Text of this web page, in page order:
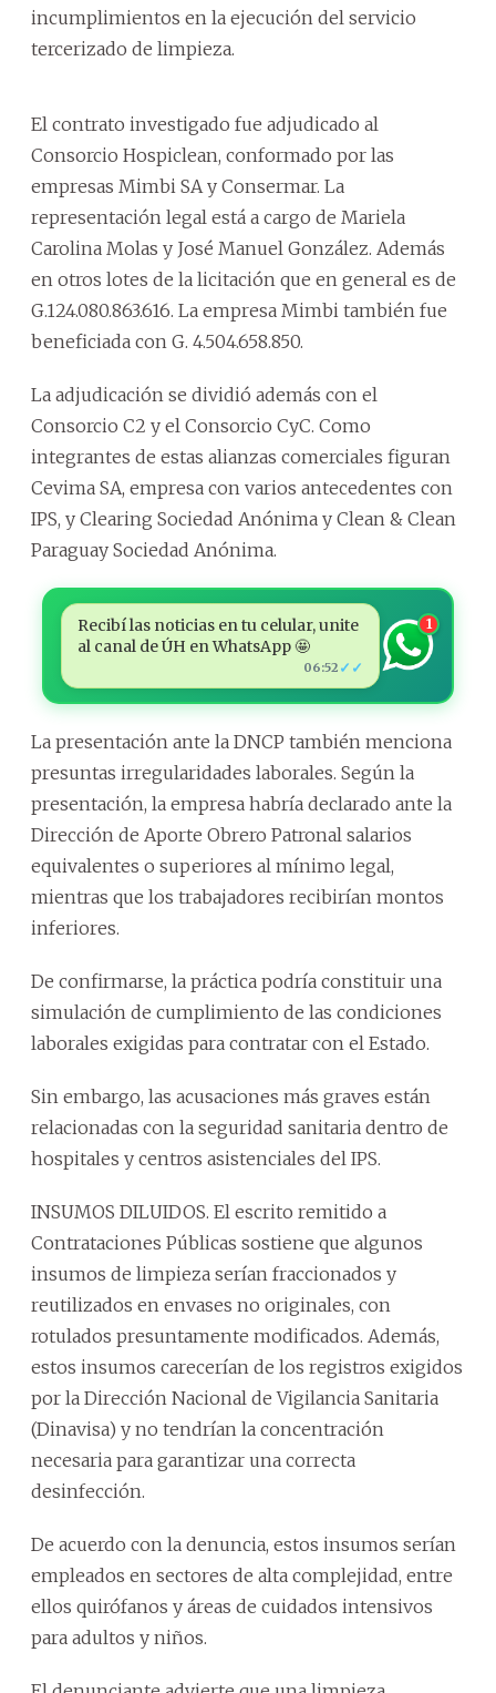
incumplimientos en la ejecución del servicio
tercerizado de limpieza.
El contrato investigado fue adjudicado al
Consorcio Hospiclean, conformado por las
empresas Mimbi SA y Consermar. La
representación legal está a cargo de Mariela
Carolina Molas y José Manuel González. Además
en otros lotes de la licitación que en general es de
G.124.080.863.616. La empresa Mimbi también fue
beneficiada con G. 4.504.658.850.
La adjudicación se dividió además con el
Consorcio C2 y el Consorcio CyC. Como
integrantes de estas alianzas comerciales figuran
Cevima SA, empresa con varios antecedentes con
IPS, y Clearing Sociedad Anónima y Clean & Clean
Paraguay Sociedad Anónima.
Recibí las noticias en tu celular, unite
al canal de ÚH en WhatsApp 🤩
06:52 ✓✓
1
La presentación ante la DNCP también menciona
presuntas irregularidades laborales. Según la
presentación, la empresa habría declarado ante la
Dirección de Aporte Obrero Patronal salarios
equivalentes o superiores al mínimo legal,
mientras que los trabajadores recibirían montos
inferiores.
De confirmarse, la práctica podría constituir una
simulación de cumplimiento de las condiciones
laborales exigidas para contratar con el Estado.
Sin embargo, las acusaciones más graves están
relacionadas con la seguridad sanitaria dentro de
hospitales y centros asistenciales del IPS.
INSUMOS DILUIDOS. El escrito remitido a
Contrataciones Públicas sostiene que algunos
insumos de limpieza serían fraccionados y
reutilizados en envases no originales, con
rotulados presuntamente modificados. Además,
estos insumos carecerían de los registros exigidos
por la Dirección Nacional de Vigilancia Sanitaria
(Dinavisa) y no tendrían la concentración
necesaria para garantizar una correcta
desinfección.
De acuerdo con la denuncia, estos insumos serían
empleados en sectores de alta complejidad, entre
ellos quirófanos y áreas de cuidados intensivos
para adultos y niños.